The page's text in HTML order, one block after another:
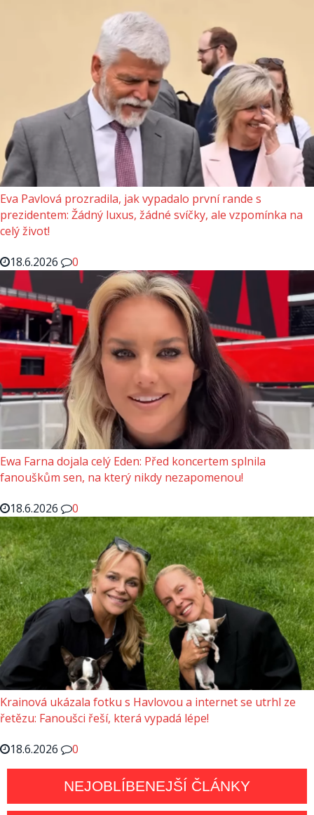
Eva Pavlová prozradila, jak vypadalo první rande s
prezidentem: Žádný luxus, žádné svíčky, ale vzpomínka na
celý život!
18.6.2026
0
Ewa Farna dojala celý Eden: Před koncertem splnila
fanouškům sen, na který nikdy nezapomenou!
18.6.2026
0
Krainová ukázala fotku s Havlovou a internet se utrhl ze
řetězu: Fanoušci řeší, která vypadá lépe!
18.6.2026
0
NEJOBLÍBENEJŠÍ ČLÁNKY